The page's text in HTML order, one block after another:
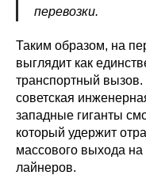
перевозки.
Таким образом, на
выглядит как
транспортный вызов.
советская
западные гиганты
который удержит
массового выхода
лайнеров.